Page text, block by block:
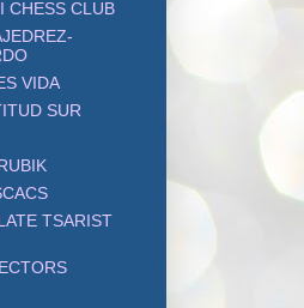
CHESS CLUB
VIDA
SUR
TSARIST